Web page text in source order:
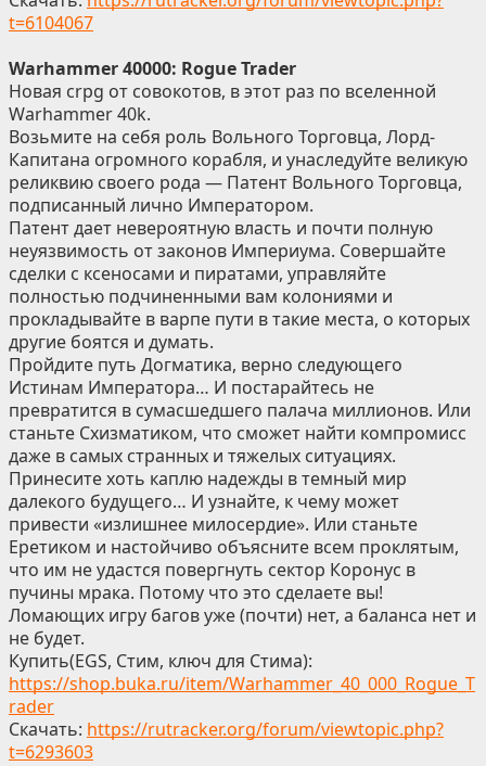
t=6104067
Warhammer 40000: Rogue Trader
Новая crpg от совокотов, в этот раз по вселенной
Warhammer 40k.
Возьмите на себя роль Вольного Торговца, Лорд-
Капитана огромного корабля, и унаследуйте великую
реликвию своего рода — Патент Вольного Торговца,
подписанный лично Императором.
Патент дает невероятную власть и почти полную
неуязвимость от законов Империума. Совершайте
сделки с ксеносами и пиратами, управляйте
полностью подчиненными вам колониями и
прокладывайте в варпе пути в такие места, о которых
другие боятся и думать.
Пройдите путь Догматика, верно следующего
Истинам Императора… И постарайтесь не
превратится в сумасшедшего палача миллионов. Или
станьте Схизматиком, что сможет найти компромисс
даже в самых странных и тяжелых ситуациях.
Принесите хоть каплю надежды в темный мир
далекого будущего… И узнайте, к чему может
привести «излишнее милосердие». Или станьте
Еретиком и настойчиво объясните всем проклятым,
что им не удастся повергнуть сектор Коронус в
пучины мрака. Потому что это сделаете вы!
Ломающих игру багов уже (почти) нет, а баланса нет и
не будет.
Купить(EGS, Стим, ключ для Стима):
https://shop.buka.ru/item/Warhammer_40_000_Rogue_T
rader
Скачать: https://rutracker.org/forum/viewtopic.php?
t=6293603